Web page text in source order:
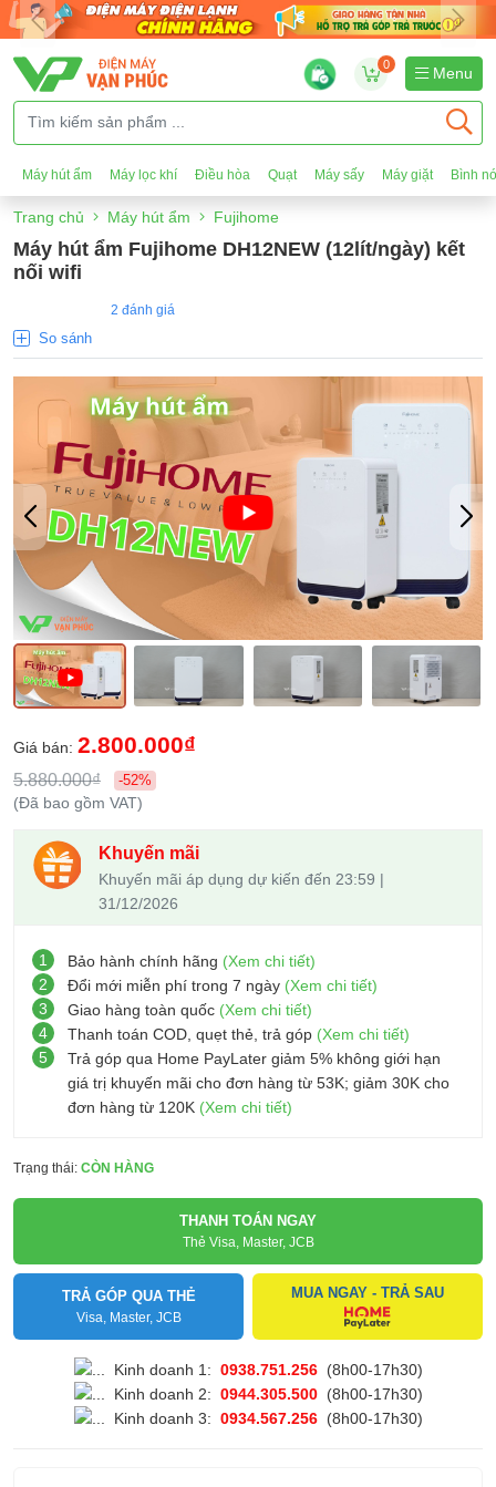
0
Menu
Máy hút ẩm Máy lọc khí Điều hòa Quạt Máy sấy Máy giặt Bình
Trang chủ Máy hút ẩm Fujihome
Máy hút ẩm Fujihome DH12NEW (12lít/ngày) kết
nối wifi
2 đánh giá
So sánh
Giá bán: 2.800.000₫
5.880.000₫ -52%
(Đã bao gồm VAT)
Khuyến mãi
Khuyến mãi áp dụng dự kiến đến 23:59 |
31/12/2026
1 Bảo hành chính hãng (Xem chi tiết)
2
Đổi mới miễn phí trong 7 ngày (Xem chi tiết)
3
Giao hàng toàn quốc (Xem chi tiết)
4
Thanh toán COD, quẹt thẻ, trả góp (Xem chi tiết)
5
Trả góp qua Home PayLater giảm 5% không giới hạn
giá trị khuyến mãi cho đơn hàng từ 53K; giảm 30K cho
đơn hàng từ 120K (Xem chi tiết)
Trạng thái: CÒN HÀNG
THANH TOÁN NGAY
Thẻ Visa, Master, JCB
TRẢ GÓP QUA THẺ
Visa, Master, JCB
MUA NGAY - TRẢ SAU
Kinh doanh 1: 0938.751.256 (8h00-17h30)
Kinh doanh 2: 0944.305.500 (8h00-17h30)
Kinh doanh 3: 0934.567.256 (8h00-17h30)